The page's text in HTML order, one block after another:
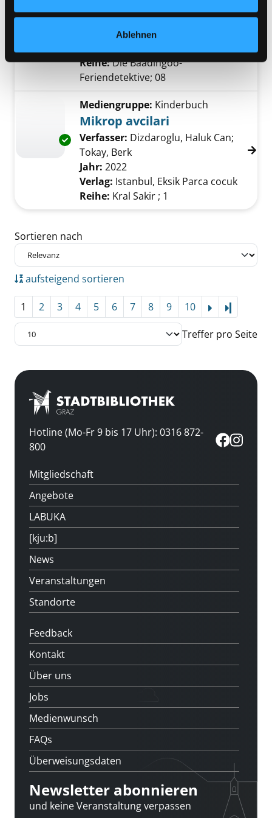
Ablehnen
Jahr:2014
München, United Soft Media
Reihe:Die Baadingoo-
Feriendetektive; 08
Exemplar-Details von Mikrop avcilari
Mediengruppe: Kinderbuch
Mikrop avcilari
Verfasser: Dizdaroglu, Haluk Can;
Tokay, Berk Suche nach diesem Verfasser
Jahr: 2022
Verlag: Istanbul, Eksik Parca cocuk
Reihe: Kral Sakir ; 1
Zu den Suchfiltern springen
Sortieren nach
aufsteigend sortieren
1 2 3 4 5 6 7 8 9 10
Treffer pro Seite
Hotline (Mo-Fr 9 bis 17 Uhr): 0316 872-
800
Mitgliedschaft
Angebote
LABUKA
[kju:b]
News
Veranstaltungen
Standorte
Feedback
Kontakt
Über uns
Jobs
Medienwunsch
FAQs
Überweisungsdaten
Newsletter abonnieren
und keine Veranstaltung verpassen